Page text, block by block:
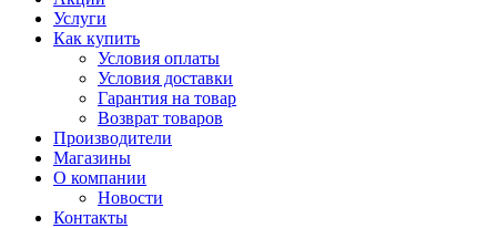
Услуги
Как купить
Условия оплаты
Условия доставки
Гарантия на товар
Возврат товаров
Производители
Магазины
О компании
Новости
Контакты